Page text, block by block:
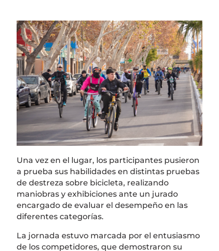
Una vez en el lugar, los participantes pusieron
a prueba sus habilidades en distintas pruebas
de destreza sobre bicicleta, realizando
maniobras y exhibiciones ante un jurado
encargado de evaluar el desempeño en las
diferentes categorías.
La jornada estuvo marcada por el entusiasmo
de los competidores, que demostraron su